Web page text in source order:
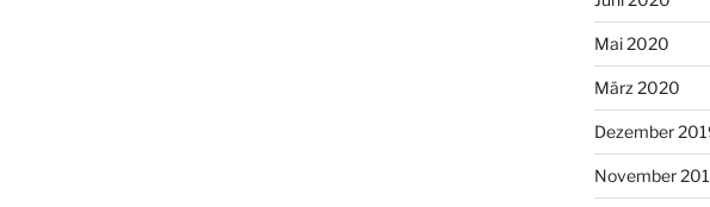
Mai 2020
März 2020
Dezember
November